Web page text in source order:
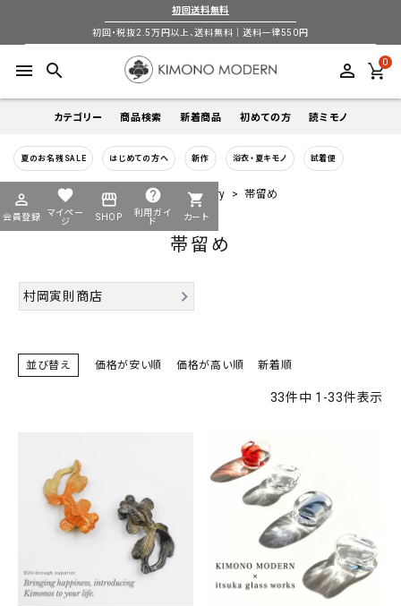
初回送料無料
初回・税抜2.5万円以上、送料無料｜送料一律550円
menu search perm_identity 0
カテゴリー
着物
帯
商品検索
キーワードから探す
通年 5-9月 夏季以外通年
カテゴリーから探す
カジュアル フォーマル
在庫有 アーカイブ商品
新着商品 初めての方 読ミモノ
夏のお名残SALE はじめての方へ 新作 浴衣・夏キモノ 試着便
perm_identity
会員登録
favorite
マイペー
ジ
storefront
SHOP
help
利用ガイ
ド
shopping_cart
カート
login perm_identity
HOME 全商品一覧 小物-accessory 帯留め
帯留め
村岡寅則商店
並び替え 価格が安い順 価格が高い順 新着順
33件中 1 -33件表示